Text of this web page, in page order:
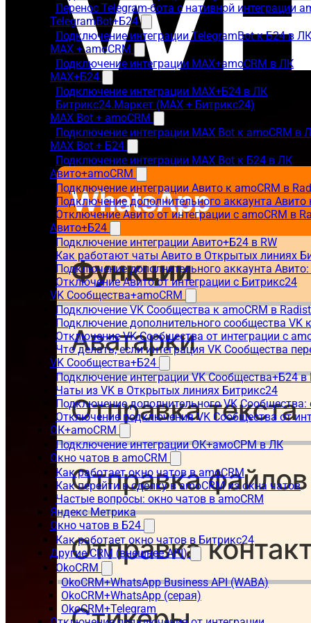
Перенос Telegram-бота с нативной интеграции
TelegramBot+Б24
Подключение интеграции TelegramBot к Б24 в ЛК
MAX + amoCRM
Подключение интеграции MAX+amoCRM в ЛК
MAX+Б24
Подключение интеграции MAX+Б24 в ЛК
Битрикс24.Маркет (MAX + Битрикс24)
MAX Bot + amoCRM
Подключение интеграции MAX Bot к amoCRM в
MAX Bot + Б24
Подключение интеграции MAX Bot к Б24 в ЛК
Авито+amoCRM
Подключение интеграции Авито к amoCRM в
Подключение дополнительного аккаунта Авито
Отключение Авито от интеграции с amoCRM в
Авито+Б24
Подключение интеграции Авито+Б24 в RW
Как работают чаты Авито в Открытых линиях
Подключение дополнительного аккаунта
Отключение Авито от интеграции с Битрикс24
VK Сообщества+amoCRM
Подключение VK Сообщества к amoCRM в
Подключение дополнительного сообщества VK
Отключение VK Сообщества от интеграции с
Что делать, если интеграция VK Сообщества
VK Сообщества+Б24
Подключение интеграции VK Сообщества+Б24 в
Чаты из VK в Открытых линиях Битрикс24
Подключение дополнительного VK
Отключение подключения VK Сообщества от
ОК+amoCRM
Подключение интеграции ОК+амоСРМ в ЛК
Окно чатов в amoCRM
Как работает окно чатов в amoCRM
Как перейти в сделку в amoCRM из окна чатов
Частые вопросы: окно чатов в amoCRM
Яндекс Метрика
Окно чатов в Б24
Как работает окно чатов в Битрикс24
Другие CRM (внешнее API)
OkoCRM
OkoCRM+WhatsApp Business API (WABA)
OkoCRM+WhatsApp (серая)
OkoCRM+Telegram